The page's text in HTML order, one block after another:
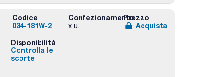
Codice
034-181W-2
Confezionamento
x u.
Prezzo
Acquista
Disponibilità
Controlla le
scorte